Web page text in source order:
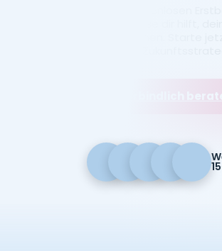
In einer kostenlosen
Strategie, die dir hilft,
zu bekommen. Starte
Unverbindlich